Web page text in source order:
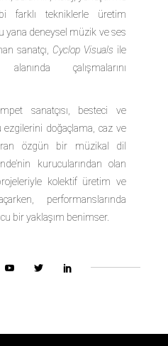
farklı tekniklerle üretim
yana deneysel müzik ve ses
sanatçı, Cyclop Visuals ile
çalışmalarını
sanatçısı, besteci ve
doğaçlama, caz ve
özgün bir müzikal dil
kurucularından olan
kolektif üretim ve
performanslarında
bir yaklaşım benimser.